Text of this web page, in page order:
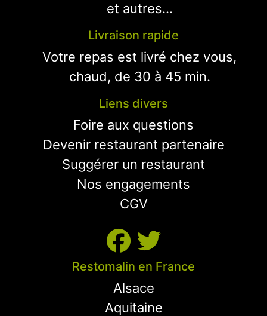
et autres...
Livraison rapide
Votre repas est livré chez vous,
chaud, de 30 à 45 min.
Liens divers
Foire aux questions
Devenir restaurant partenaire
Suggérer un restaurant
Nos engagements
CGV
Restomalin en France
Alsace
Aquitaine